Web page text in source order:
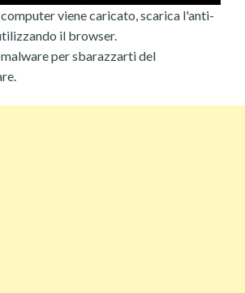
viene caricato, scarica l'anti-
il browser.
per sbarazzarti del